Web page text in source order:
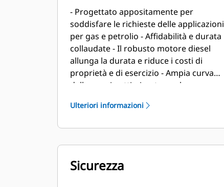
- Progettato appositamente per
soddisfare le richieste delle applicazioni
per gas e petrolio - Affidabilità e durata
collaudate - Il robusto motore diesel
allunga la durata e riduce i costi di
proprietà e di esercizio - Ampia curva
della coppia ottimizzata per le
settore petrolifero - Densità di potenza
giacimento petrolifero, inclusi gli
ambienti ad alte temperature e ad
altitudini elevate - Lunghi tempi di
Ulteriori informazioni
Sicurezza